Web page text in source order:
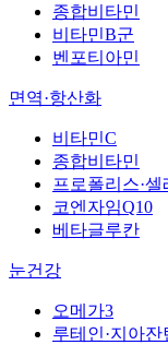
종합비타민
비타민B군
벤포티아민
면역·항산화
비타민C
종합비타민
프로폴리스·셀
코엔자임Q10
베타글루칸
눈건강
오메가3
루테인·지아잔